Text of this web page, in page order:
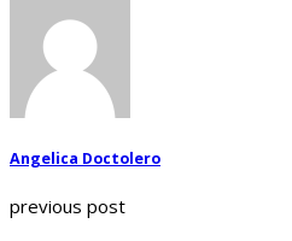
Angelica Doctolero
previous post